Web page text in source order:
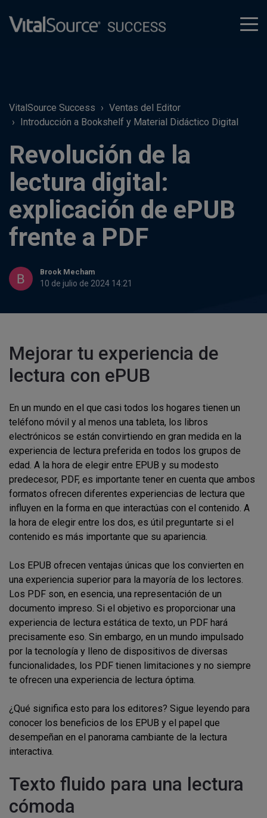
VitalSource Success
Ventas del Editor
Introducción a Bookshelf y Material Didáctico Digital
Revolución de la
lectura digital:
explicación de ePUB
frente a PDF
Brook Mecham
10 de julio de 2024 14:21
Mejorar tu experiencia de
lectura con ePUB
En un mundo en el que casi todos los hogares tienen un
teléfono móvil y al menos una tableta, los libros
electrónicos se están convirtiendo en gran medida en la
experiencia de lectura preferida en todos los grupos de
edad. A la hora de elegir entre EPUB y su modesto
predecesor, PDF, es importante tener en cuenta que ambos
formatos ofrecen diferentes experiencias de lectura que
influyen en la forma en que interactúas con el contenido. A
la hora de elegir entre los dos, es útil preguntarte si el
contenido es más importante que su apariencia.
Los EPUB ofrecen ventajas únicas que los convierten en
una experiencia superior para la mayoría de los lectores.
Los PDF son, en esencia, una representación de un
documento impreso. Si el objetivo es proporcionar una
experiencia de lectura estática de texto, un PDF hará
precisamente eso. Sin embargo, en un mundo impulsado
por la tecnología y lleno de dispositivos de diversas
funcionalidades, los PDF tienen limitaciones y no siempre
te ofrecen una experiencia de lectura óptima.
¿Qué significa esto para los editores? Sigue leyendo para
conocer los beneficios de los EPUB y el papel que
desempeñan en el panorama cambiante de la lectura
interactiva.
Texto fluido para una lectura
cómoda